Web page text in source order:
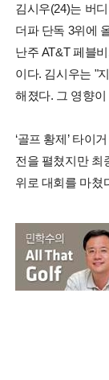
김시우(24)는 버
더파 단독 3위에
난주 AT&T 페블
이다. 김시우는 "
해졌다. 그 영향
‘골프 황제’ 타이
전을 펼쳤지만 최
위로 대회를 마쳤